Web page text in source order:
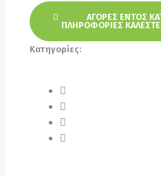
ΑΓΟΡΕΣ ΕΝΤΟΣ
ΠΛΗΡΟΦΟΡΙΕΣ ΚΑΛΕΣΤΕ
Κατηγορίες: